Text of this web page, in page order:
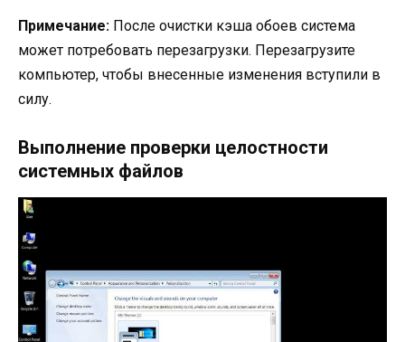
Примечание: После очистки кэша обоев система
может потребовать перезагрузки. Перезагрузите
компьютер, чтобы внесенные изменения вступили в
силу.
Выполнение проверки целостности
системных файлов